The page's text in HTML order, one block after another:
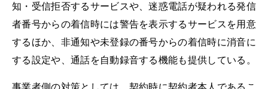
知・受信拒否するサービスや、迷惑電話が疑われる発信
者番号からの着信時には警告を表示するサービスを用意
するほか、非通知や未登録の番号からの着信時に消音に
する設定や、通話を自動録音する機能も提供している。
事業者側の対策としては、契約時に契約者本人であるこ